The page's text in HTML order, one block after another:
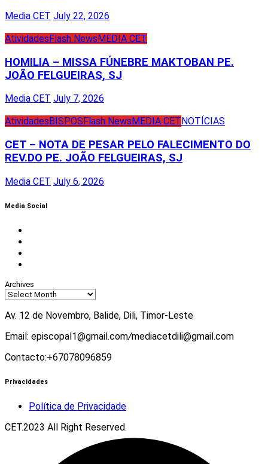
Media CET July 22, 2026
AtividadesFlash NewsMEDIA CET
HOMILIA – MISSA FÚNEBRE MAKTOBAN PE.
JOÃO FELGUEIRAS, SJ
Media CET July 7, 2026
Atividades BISPOS Flash News MEDIA CET NOTÍCIAS
CET – NOTA DE PESAR PELO FALECIMENTO DO
REV.DO PE. JOÃO FELGUEIRAS, SJ
Media CET July 6, 2026
Media Social
Archives
Av. 12 de Novembro, Balide, Dili, Timor-Leste
Email: episcopal1@gmail.com/mediacetdili@gmail.com
Contacto:+67078096859
Privacidades
Política de Privacidade
CET.2023 All Right Reserved.